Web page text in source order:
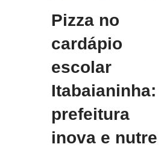
Pizza no
cardápio
escolar
Itabaianinha:
prefeitura
inova e nutre